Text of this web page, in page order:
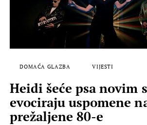
DOMAĆA GLAZBA VIJESTI
Heidi šeće psa novim
evociraju uspomene
prežaljene 80-e